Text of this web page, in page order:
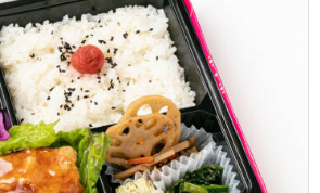
撮影›収録
07/15